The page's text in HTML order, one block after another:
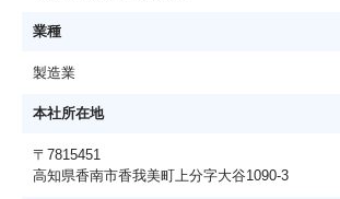
業種
製造業
本社所在地
〒7815451
高知県香南市香我美町上分字大谷1090-3